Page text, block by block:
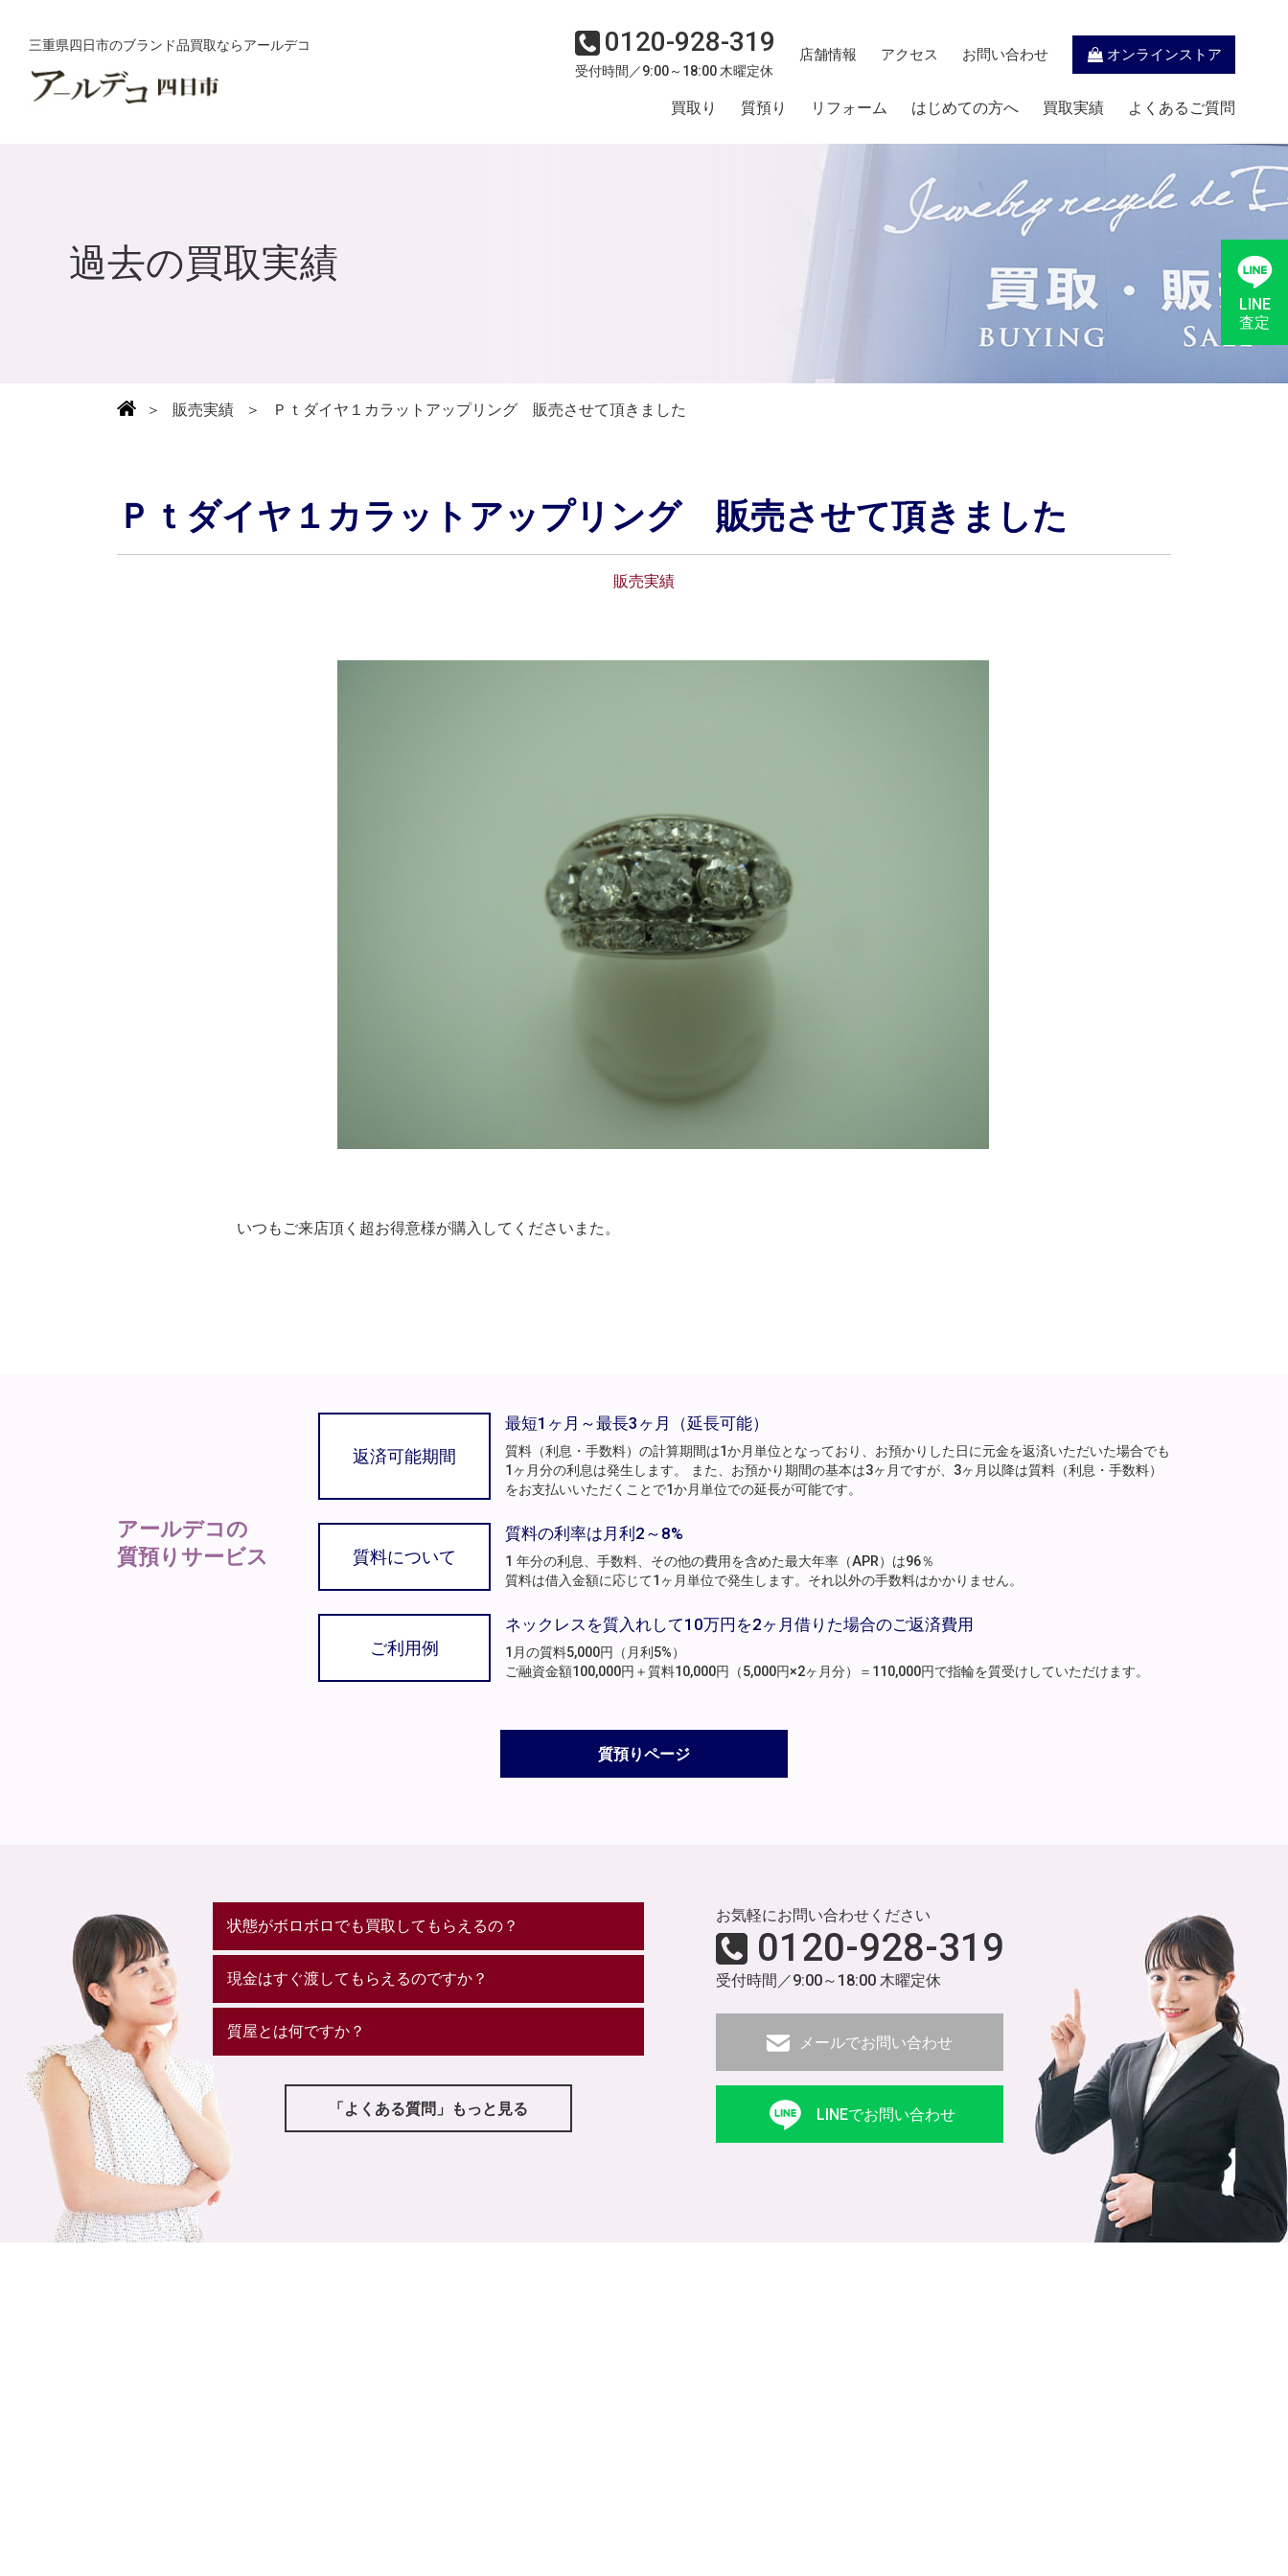
三重県四日市のブランド品買取ならアールデコ 0120-928-319
受付時間／9:00～18:00 木曜定休
店舗情報 アクセス お問い合わせ オンラインストア
買取り 質預り リフォーム はじめての方へ 買取実績 よくあるご質問
LINE
査定
過去の買取実績
＞ 販売実績 ＞ Ｐｔダイヤ１カラットアップリング 販売させて頂きました
Ｐｔダイヤ１カラットアップリング 販売させて頂きました
販売実績
いつもご来店頂く超お得意様が購入してくださいまた。
アールデコの
質預りサービス
返済可能期間
最短1ヶ月～最長3ヶ月（延長可能）
質料（利息・手数料）の計算期間は1か月単位となっており、お預かりした日に元金を返済いただいた場合でも
1ヶ月分の利息は発生します。 また、お預かり期間の基本は3ヶ月ですが、3ヶ月以降は質料（利息・手数料）
をお支払いいただくことで1か月単位での延長が可能です。
質料について
質料の利率は月利2～8%
1 年分の利息、手数料、その他の費用を含めた最大年率（APR）は96％
質料は借入金額に応じて1ヶ月単位で発生します。それ以外の手数料はかかりません。
ご利用例
ネックレスを質入れして10万円を2ヶ月借りた場合のご返済費用
1月の質料5,000円（月利5%）
ご融資金額100,000円＋質料10,000円（5,000円×2ヶ月分）＝110,000円で指輪を質受けしていただけます。
質預りページ
状態がボロボロでも買取してもらえるの？
現金はすぐ渡してもらえるのですか？
質屋とは何ですか？
「よくある質問」もっと見る
お気軽にお問い合わせください
0120-928-319
受付時間／9:00～18:00 木曜定休
メールでお問い合わせ
LINEでお問い合わせ